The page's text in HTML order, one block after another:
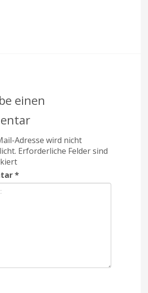
einen
Adresse wird nicht
Erforderliche Felder sind
*